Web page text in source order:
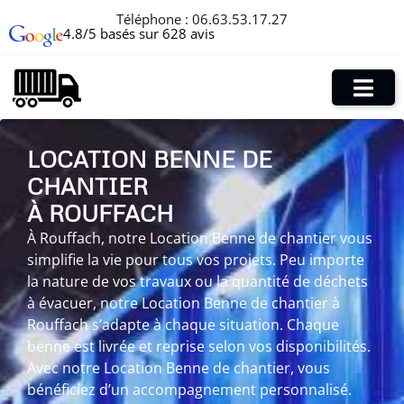
Téléphone : 06.63.53.17.27
4.8/5 basés sur 628 avis
LOCATION BENNE DE
CHANTIER
À ROUFFACH
À Rouffach, notre Location Benne de chantier vous
simplifie la vie pour tous vos projets. Peu importe
la nature de vos travaux ou la quantité de déchets
à évacuer, notre Location Benne de chantier à
Rouffach s’adapte à chaque situation. Chaque
benne est livrée et reprise selon vos disponibilités.
Avec notre Location Benne de chantier, vous
bénéficiez d’un accompagnement personnalisé.